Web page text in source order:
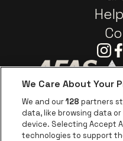
Visitez le
We Care About Your
We and our128 partners
data, like browsing data
device. Selecting Accept
technologies to support